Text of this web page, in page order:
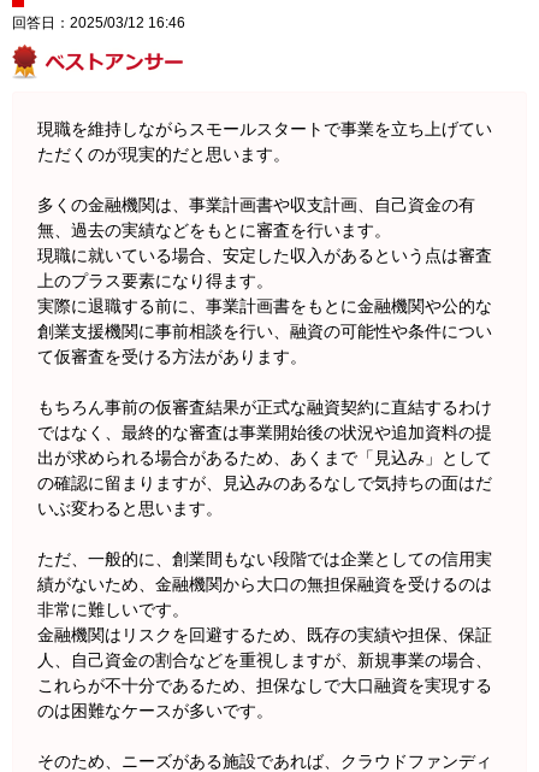
回答日：2025/03/12 16:46
現職を維持しながらスモールスタートで事業を立ち上げてい
ただくのが現実的だと思います。
多くの金融機関は、事業計画書や収支計画、自己資金の有
無、過去の実績などをもとに審査を行います。
現職に就いている場合、安定した収入があるという点は審査
上のプラス要素になり得ます。
実際に退職する前に、事業計画書をもとに金融機関や公的な
創業支援機関に事前相談を行い、融資の可能性や条件につい
て仮審査を受ける方法があります。
もちろん事前の仮審査結果が正式な融資契約に直結するわけ
ではなく、最終的な審査は事業開始後の状況や追加資料の提
出が求められる場合があるため、あくまで「見込み」として
の確認に留まりますが、見込みのあるなしで気持ちの面はだ
いぶ変わると思います。
ただ、一般的に、創業間もない段階では企業としての信用実
績がないため、金融機関から大口の無担保融資を受けるのは
非常に難しいです。
金融機関はリスクを回避するため、既存の実績や担保、保証
人、自己資金の割合などを重視しますが、新規事業の場合、
これらが不十分であるため、担保なしで大口融資を実現する
のは困難なケースが多いです。
そのため、ニーズがある施設であれば、クラウドファンディ